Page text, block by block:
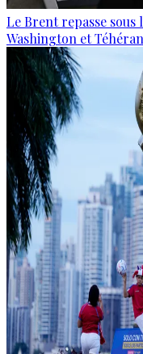
Le Brent repasse
Washington et Téhéran